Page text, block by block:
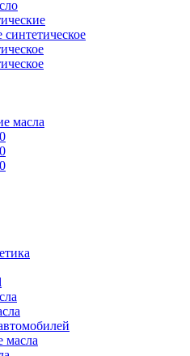
масла
масла